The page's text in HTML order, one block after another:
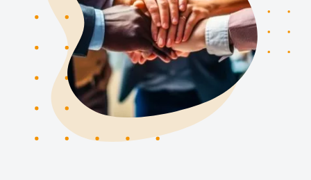
BLOG
CONTACT
Politique de confidentialité